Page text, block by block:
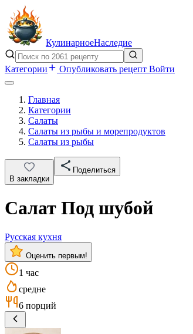
КулинарноеНаследие
Категории Опубликовать рецепт Войти
Главная
Категории
Салаты
Салаты из рыбы и морепродуктов
Салаты из рыбы
В закладки
Поделиться
Салат Под шубой
Русская кухня
Оценить первым!
1 час
средне
6 порций